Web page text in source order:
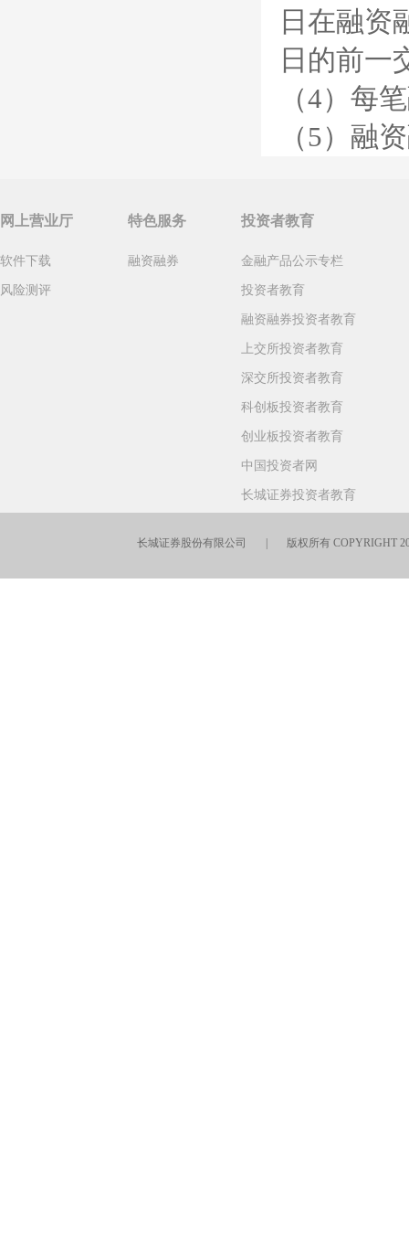
日在融资
日的前一
（4）每
（5）融
网上营业厅
软件下载
风险测评
特色服务
融资融券
投资者教育
金融产品公示专栏
投资者教育
融资融券投资者教育
上交所投资者教育
深交所投资者教育
科创板投资者教育
创业板投资者教育
中国投资者网
长城证券投资者教育
长城证券股份有限公司 | 版权所有 COPYRIGHT